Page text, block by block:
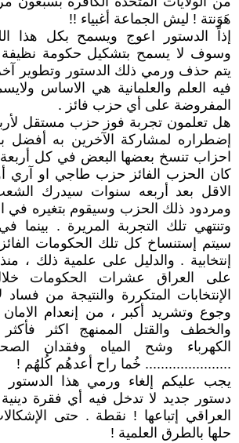
هَوَنتة ! ليش الجماعة أغبياء !!
إذاً الدستور اعوج ويسمح بكل هذا
وسوف لا يسمح بتشكيل حكومة
يتم حذف ورمي ذلك الدستور وتطوير
فيه العلم والعلمانية هي الاساس
المفروضة على أي حزب فائز .
هل تعلمون تجربة فوز حزب مستقل
إضطراره لمشاركة الآخرين به أفضل
احزاب تنسخ بعضها البعض في كل
كان الحزب الفائز حزب طاجي او آري
الاقل بعد أربعه سنوات سيدرك
ومردود ذلك الحزب وسيقوم بتغيره في
وتنتهي تلك التجربة المريرة . بينما
سيتم إستنساخ كل تلك الحكومات
إنتخابية . والدليل على علمية ذلك ،
على العراق عشرات الحكومات
الإنتخابات المتكررة والنتيجة من
وجوع وتشريد أكبر ، من إنعدام الامان
والخطف والقتل الممنهج اكثر
الكهرباء وشح المياه وفقدان
...................... خُما راح أعدهُم كُلهُم !
يجب عليكم إلغاء ورمي هذا
دستور جديد لا تدخل فيه أي فقرة
العراقي إتباعها ! نقطة . حتى
حلها بالطرق العلمية !